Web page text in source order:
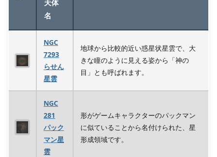
天体
名
NGC
7293
らせん
星雲
地球から比較的近い惑星状星雲で、大
きな瞳のように見える姿から「神の
目」とも呼ばれます。
NGC
281
パック
マン星
雲
形がゲームキャラクターのパックマン
に似ていることから名付けられた、星
形成領域です。